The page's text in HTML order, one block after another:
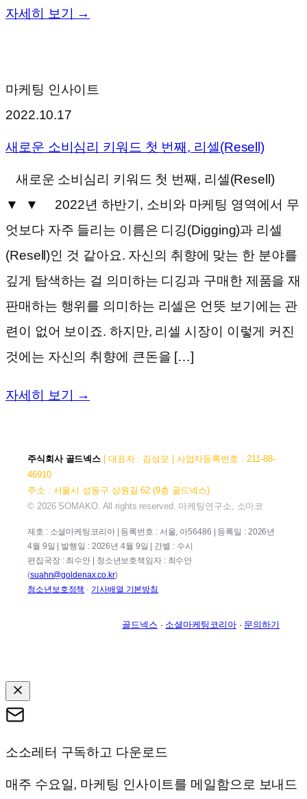
자세히 보기 →
마케팅 인사이트
2022.10.17
새로운 소비심리 키워드 첫 번째, 리셀(Resell)
새로운 소비심리 키워드 첫 번째, 리셀(Resell)
▼ ▼ 2022년 하반기, 소비와 마케팅 영역에서 무
엇보다 자주 들리는 이름은 디깅(Digging)과 리셀
(Resell)인 것 같아요. 자신의 취향에 맞는 한 분야를
깊게 탐색하는 걸 의미하는 디깅과 구매한 제품을 재
판매하는 행위를 의미하는 리셀은 언뜻 보기에는 관
련이 없어 보이죠. 하지만, 리셀 시장이 이렇게 커진
것에는 자신의 취향에 큰돈을 […]
자세히 보기 →
주식회사 골드넥스 | 대표자 : 김성모 | 사업자등록번호 : 211-88-
46910
주소 : 서울시 성동구 상원길 62 (9층 골드넥스)
© 2026 SOMAKO. All rights reserved. 마케팅연구소, 소마코
제호 : 소셜마케팅코리아 | 등록번호 : 서울, 아56486 | 등록일 : 2026년
4월 9일 | 발행일 : 2026년 4월 9일 | 간별 : 수시
편집국장 : 최수안 | 청소년보호책임자 : 최수안
(suahn@goldenax.co.kr)
청소년보호정책 · 기사배열 기본방침
골드넥스 · 소셜마케팅코리아· 문의하기
소소레터 구독하고 다운로드
매주 수요일, 마케팅 인사이트를 메일함으로 보내드